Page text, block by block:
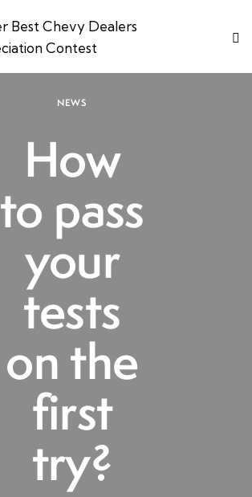
NEWS
How
to pass
your
tests
on the
first
try?